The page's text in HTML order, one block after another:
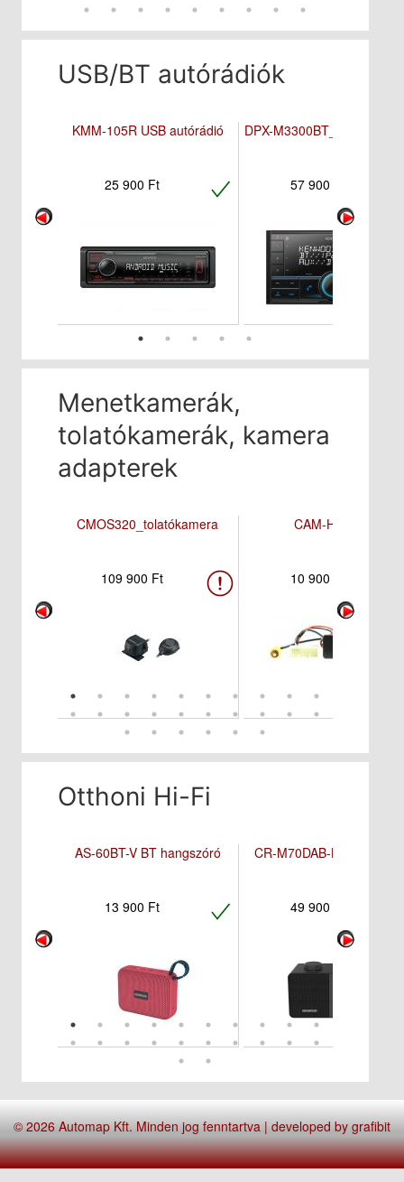
USB/BT autórádiók
KMM-105R USB autórádió
25 900 Ft
DPX-M3300BT_2DIN
57 900 Ft
Menetkamerák,
tolatókamerák, kamera
adapterek
CMOS320_tolatókamera
109 900 Ft
CAM-HY3-RT
10 900 Ft
Otthoni Hi-Fi
AS-60BT-V BT hangszóró
13 900 Ft
CR-M70DAB-B_akkus
49 900 Ft
© 2026 Automap Kft. Minden jog fenntartva | developed bygrafibit